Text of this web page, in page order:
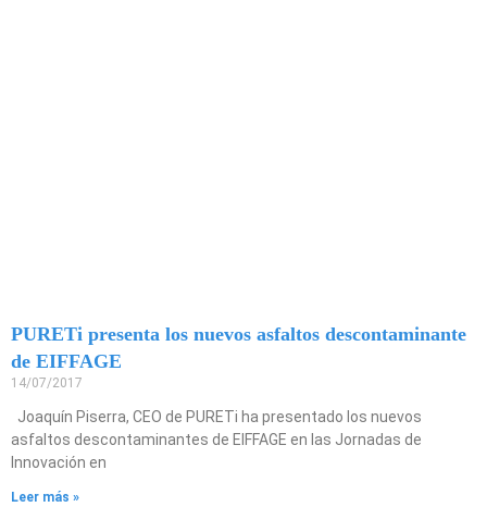
PURETi presenta los nuevos asfaltos descontaminante
de EIFFAGE
14/07/2017
Joaquín Piserra, CEO de PURETi ha presentado los nuevos
asfaltos descontaminantes de EIFFAGE en las Jornadas de
Innovación en
Leer más »